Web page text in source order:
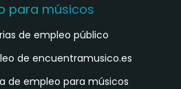
para músicos
de empleo público
de encuentramusico.es
de empleo para músicos